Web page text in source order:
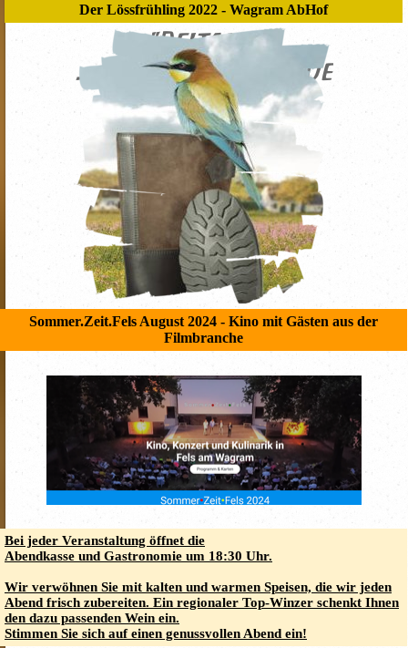
Der Lössfrühling 2022 - Wagram AbHof
"Beltane"
... der Start ins neue
Weinjahr ...
Sommer.Zeit.Fels August 2024 - Kino mit Gästen aus der
Filmbranche
Bei jeder Veranstaltung öffnet die
Abendkasse und Gastronomie um 18:30 Uhr.
Wir verwöhnen Sie mit kalten und warmen Speisen, die wir jeden
Abend frisch zubereiten. Ein regionaler Top-Winzer schenkt Ihnen
den dazu passenden Wein ein.
Stimmen Sie sich auf einen genussvollen Abend ein!